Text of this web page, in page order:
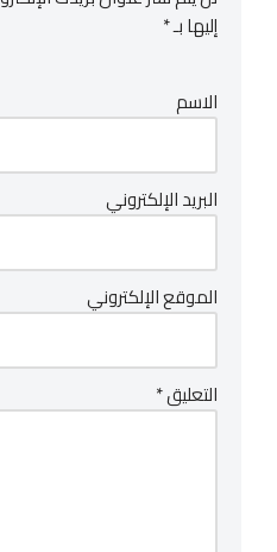
إليها بـ*
الاسم
البريد الإلكتروني
الموقع الإلكتروني
التعليق*